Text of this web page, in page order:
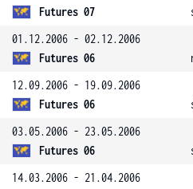
Futures 07
01.12.2006 - 02.12.2006
Futures 06
12.09.2006 - 19.09.2006
Futures 06
03.05.2006 - 23.05.2006
Futures 06
14.03.2006 - 21.04.2006